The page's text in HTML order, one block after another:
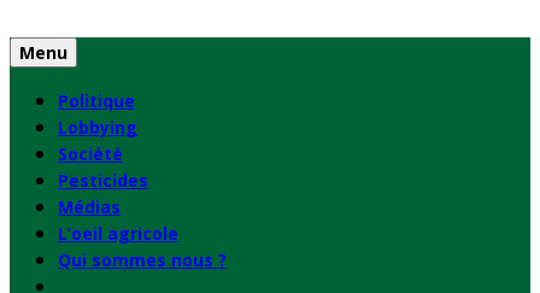
to
content
Menu
Politique
Lobbying
Société
Pesticides
Médias
L’oeil agricole
Qui sommes nous ?